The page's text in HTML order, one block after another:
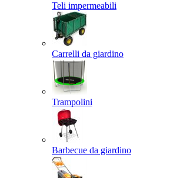
Teli impermeabili
Carrelli da giardino
Trampolini
Barbecue da giardino